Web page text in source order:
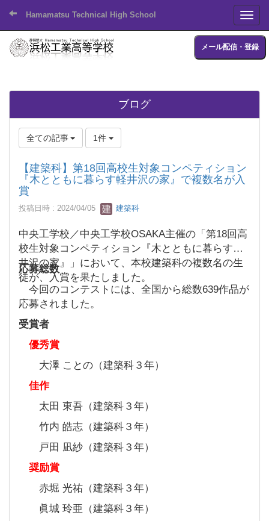
Hamamatsu Technical High School
メール配信・登録
ブログ
全ての記事 1件
【建築科】第18回高校生対象コンペティション
『木とともに暮らす軽井沢の家』で複数名が入
賞
投稿日時 : 2024/04/05 建築科
中央工学校／中央工学校OSAKA主催の「第18回高
校生対象コンペティション『木とともに暮らす軽
井沢の家』」において、本校建築科の複数名の生
徒が、入賞を果たしました。
応募総数
今回のコンテストには、全国から総数639作品が
応募されました。
受賞者
優秀賞
大澤 ことの（建築科３年）
佳作
太田 東吾（建築科３年）
竹内 皓志（建築科３年）
戸田 凪紗（建築科３年）
奨励賞
赤堀 光祐（建築科３年）
眞城 玲亜（建築科３年）